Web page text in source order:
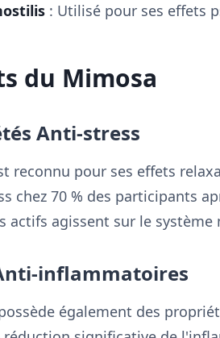
: Utilisé pour ses effets
du Mimosa
Anti-stress
reconnu pour ses effets
chez 70 % des participants
actifs agissent sur le
inflammatoires
également des